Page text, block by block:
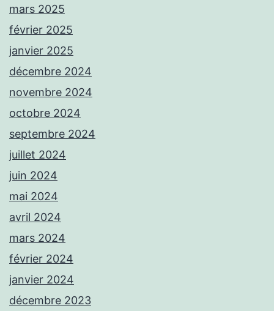
mars 2025
février 2025
janvier 2025
décembre 2024
novembre 2024
octobre 2024
septembre 2024
juillet 2024
juin 2024
mai 2024
avril 2024
mars 2024
février 2024
janvier 2024
décembre 2023